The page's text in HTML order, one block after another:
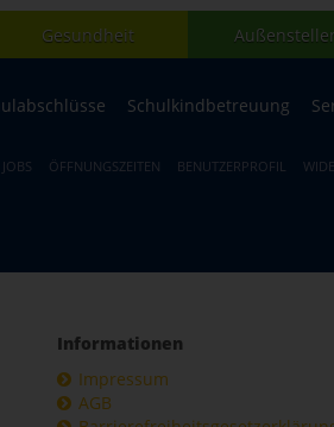
Gesundheit
Schulkindbetreuung
JOBS ÖFFNUNGSZEITEN BENUTZERPROFIL
Informationen
Impressum
AGB